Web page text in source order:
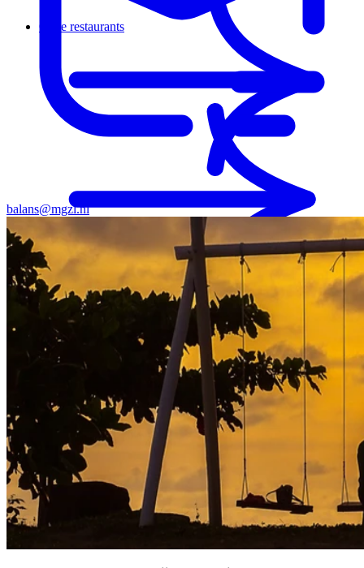
Mantelzorgondersteuning
Onze restaurants
balans@mgzl.nl